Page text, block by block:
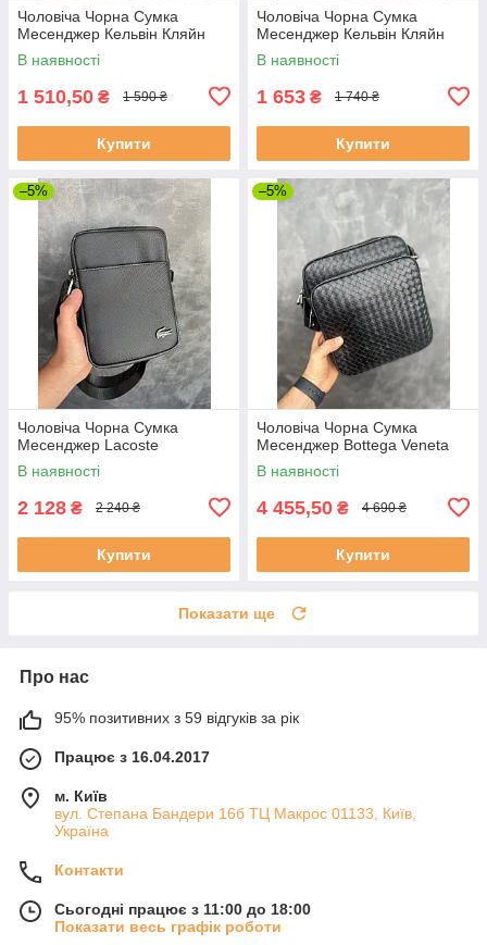
Чоловіча Чорна Сумка
Месенджер Кельвін Кляйн
В наявності
1 510,50 ₴ 1 590 ₴
Купити
Чоловіча Чорна Сумка
Месенджер Кельвін Кляйн
В наявності
1 653 ₴ 1 740 ₴
Купити
–5%
Чоловіча Чорна Сумка
Месенджер Lacoste
В наявності
2 128 ₴ 2 240 ₴
Купити
–5%
Чоловіча Чорна Сумка
Месенджер Bottega Veneta
В наявності
4 455,50 ₴ 4 690 ₴
Купити
Показати ще
Про нас
95% позитивних з 59 відгуків за рік
Працює з 16.04.2017
м. Київ
вул. Степана Бандери 16б ТЦ Макрос 01133, Київ,
Україна
Контакти
Сьогодні працює з 11:00 до 18:00
Показати весь графік роботи